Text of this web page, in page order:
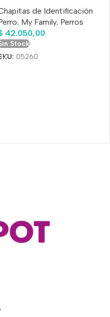
de Identificación
, My Family, Perros
42.050,00
Stock
05260